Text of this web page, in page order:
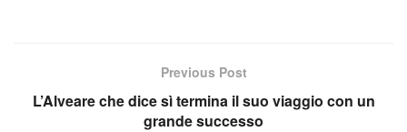
Previous Post
L’Alveare che dice sì termina il suo viaggio con un
grande successo